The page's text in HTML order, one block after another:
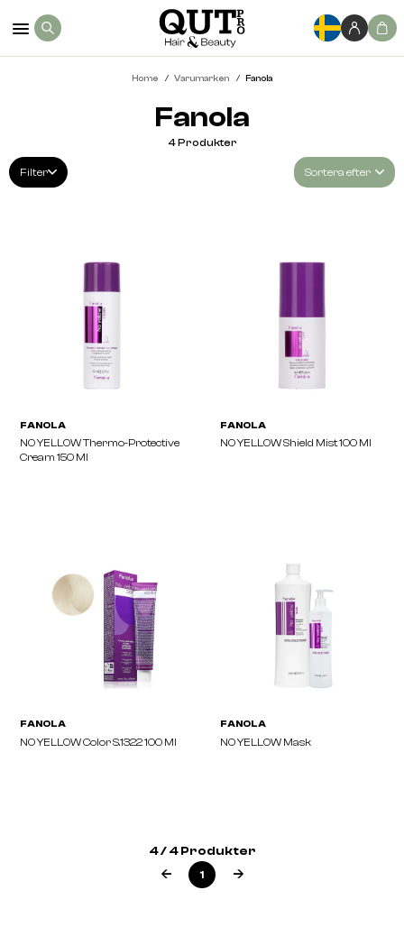
Home Varumarken Fanola
Fanola
Filter
4Produkter
Sortera efter
NO YELLOW Color S.1322 100 Ml
4 / 4 Produkter
1